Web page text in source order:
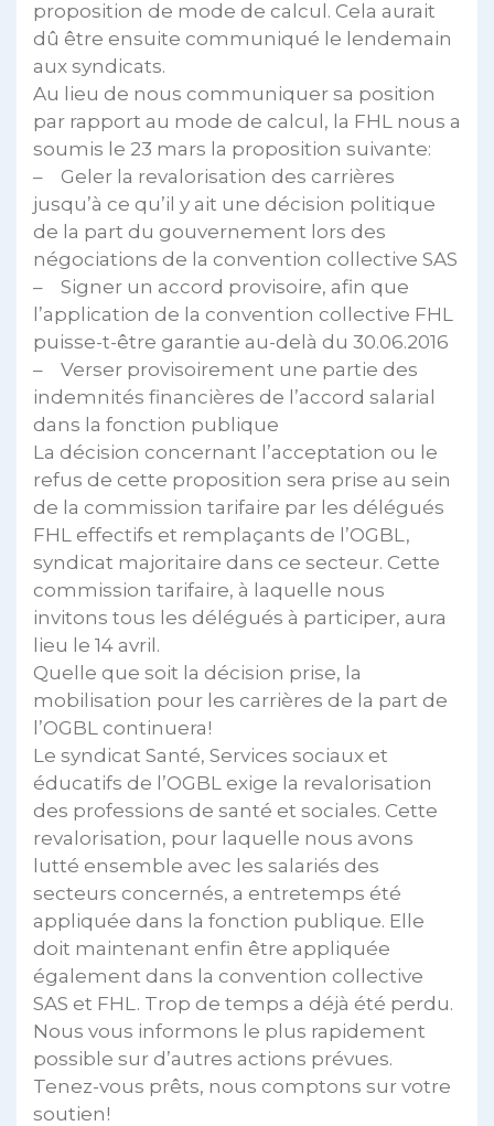
proposition de mode de calcul. Cela aurait
dû être ensuite communiqué le lendemain
aux syndicats.
Au lieu de nous communiquer sa position
par rapport au mode de calcul, la FHL nous a
soumis le 23 mars la proposition suivante:
– Geler la revalorisation des carrières
jusqu’à ce qu’il y ait une décision politique
de la part du gouvernement lors des
négociations de la convention collective SAS
– Signer un accord provisoire, afin que
l’application de la convention collective FHL
puisse-t-être garantie au-delà du 30.06.2016
– Verser provisoirement une partie des
indemnités financières de l’accord salarial
dans la fonction publique
La décision concernant l’acceptation ou le
refus de cette proposition sera prise au sein
de la commission tarifaire par les délégués
FHL effectifs et remplaçants de l’OGBL,
syndicat majoritaire dans ce secteur. Cette
commission tarifaire, à laquelle nous
invitons tous les délégués à participer, aura
lieu le 14 avril.
Quelle que soit la décision prise, la
mobilisation pour les carrières de la part de
l’OGBL continuera!
Le syndicat Santé, Services sociaux et
éducatifs de l’OGBL exige la revalorisation
des professions de santé et sociales. Cette
revalorisation, pour laquelle nous avons
lutté ensemble avec les salariés des
secteurs concernés, a entretemps été
appliquée dans la fonction publique. Elle
doit maintenant enfin être appliquée
également dans la convention collective
SAS et FHL. Trop de temps a déjà été perdu.
Nous vous informons le plus rapidement
possible sur d’autres actions prévues.
Tenez-vous prêts, nous comptons sur votre
soutien!